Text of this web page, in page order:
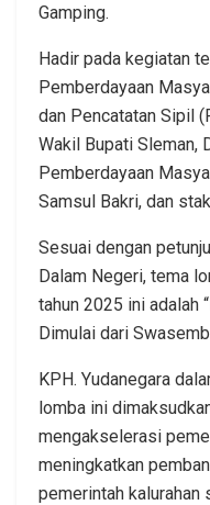
Gamping.
Hadir pada kegiatan
Pemberdayaan
dan Pencatatan Sipil
Wakil Bupati Sleman,
Pemberdayaan
Samsul Bakri, dan
Sesuai dengan
Dalam Negeri, tema
tahun 2025 ini adalah
Dimulai dari
KPH. Yudanegara
lomba ini
mengakselerasi
meningkatkan
pemerintah